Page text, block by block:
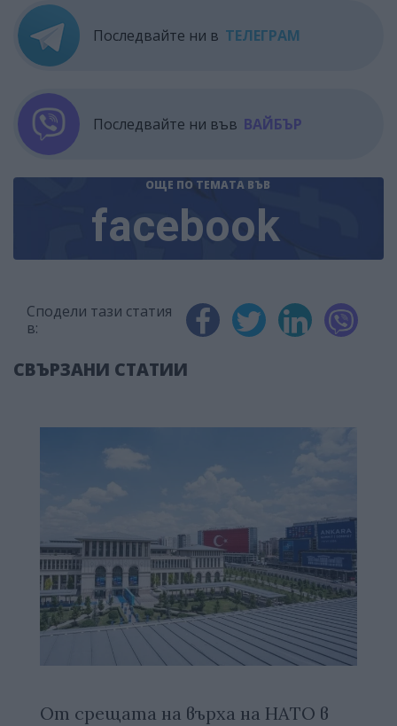
Последвайте ни в ТЕЛЕГРАМ
Последвайте ни във ВАЙБЪР
ОЩЕ ПО ТЕМАТА ВЪВ
facebook
Сподели тази статия
в:
СВЪРЗАНИ СТАТИИ
От срещата на върха на НАТО в